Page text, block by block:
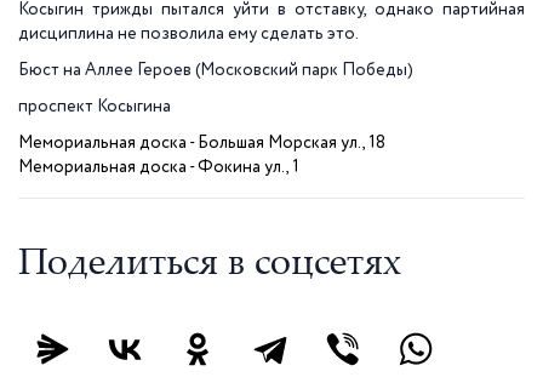
Косыгин трижды пытался уйти в отставку, однако партийная
дисциплина не позволила ему сделать это.
Бюст на Аллее Героев (Московский парк Победы)
проспект Косыгина
Мемориальная доска - Большая Морская ул., 18
Мемориальная доска -Фокина ул., 1
Поделиться в соцсетях